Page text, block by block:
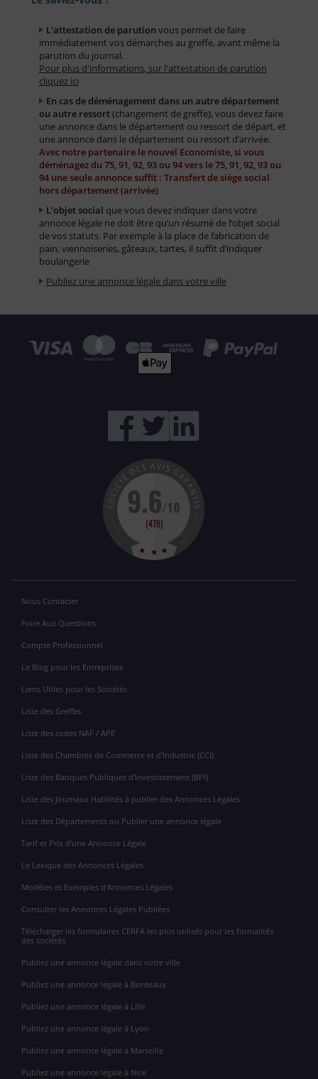
L'attestation de parution vous permet de faire
immédiatement vos démarches au greffe, avant même la
parution du journal.
Pour plus d'informations, sur l'attestation de parution
cliquez ici
En cas de déménagement dans un autre département
ou autre ressort(changement de greffe), vous devez faire
une annonce dans le département ou ressort de départ, et
une annonce dans le département ou ressort d’arrivée.
Avec notre partenaire le nouvel Economiste, si vous
déménagez du 75, 91, 92, 93 ou 94 vers le 75, 91, 92, 93 ou
94 une seule annonce suffit : Transfert de siège social
hors département (arrivée)
L’objet social que vous devez indiquer dans votre
annonce légale ne doit être qu’un résumé de l’objet social
de vos statuts. Par exemple à la place de fabrication de
pain, viennoiseries, gâteaux, tartes, il suffit d’indiquer
boulangerie
Publiez une annonce légale dans votre ville
Nous Contacter
Foire Aux Questions
Compte Professionnel
Le Blog pour les Entreprises
Liens Utiles pour les Sociétés
Liste des Greffes
Liste des codes NAF / APE
Liste des Chambres de Commerce et d'Industrie (CCI)
Liste des Banques Publiques d'Investissement (BPI)
Liste des Journaux Habilités à publier des Annonces Légales
Liste des Départements ou Publier une annonce légale
Tarif et Prix d'une Annonce Légale
Le Lexique des Annonces Légales
Modèles et Exemples d'Annonces Légales
Consulter les Annonces Légales Publiées
Télécharger les formulaires CERFA les plus utilisés pour les formalités
des sociétés
Publiez une annonce légale dans votre ville
Publiez une annonce légale à Bordeaux
Publiez une annonce légale à Lille
Publiez une annonce légale à Lyon
Publiez une annonce légale à Marseille
Publiez une annonce légale à Nice